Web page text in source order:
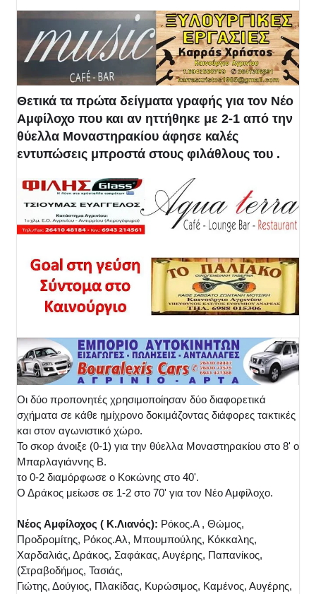
Θετικά τα πρώτα δείγματα γραφής για τον Νέο
Αμφίλοχο που και αν ηττήθηκε με 2-1 από την
θύελλα Μοναστηρακίου άφησε καλές
εντυπώσεις μπροστά στους φιλάθλους του .
Οι δύο προπονητές χρησιμοποίησαν δύο διαφορετικά
σχήματα σε κάθε ημίχρονο δοκιμάζοντας διάφορες τακτικές
και στον αγωνιστικό χώρο.
Το σκορ άνοιξε (0-1) για την θύελλα Μοναστηρακίου στο 8' ο
Μπαρλαγιάννης Β.
το 0-2 διαμόρφωσε ο Κοκώνης στο 40'.
Ο Δράκος μείωσε σε 1-2 στο 70' για τον Νέο Αμφίλοχο.
Νέος Αμφίλοχος ( Κ.Λιανός): Ρόκος.Α , Θώμος,
Προδρομίτης, Ρόκος.Αλ, Μπουμπούλης, Κόκκαλης,
Χαρδαλιάς, Δράκος, Σαφάκας, Αυγέρης, Παπανίκος,
(Στραβοδήμος, Τασιάς,
Γιώτης, Δούγιος, Πλακίδας, Κυρώσιμος, Καμένος, Αυγέρης,